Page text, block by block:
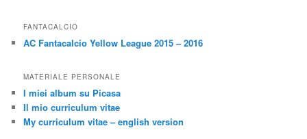
FANTACALCIO
AC Fantacalcio Yellow League 2015 – 2016
MATERIALE PERSONALE
I miei album su Picasa
Il mio curriculum vitae
My curriculum vitae – english version